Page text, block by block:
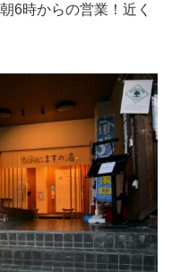
6時からの営業！近く